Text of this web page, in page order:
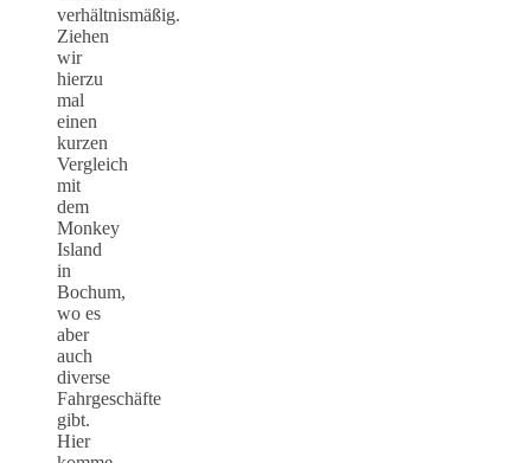
verhältnismäßig.
Ziehen
wir
hierzu
mal
einen
kurzen
Vergleich
mit
dem
Monkey
Island
in
Bochum,
wo es
aber
auch
diverse
Fahrgeschäfte
gibt.
Hier